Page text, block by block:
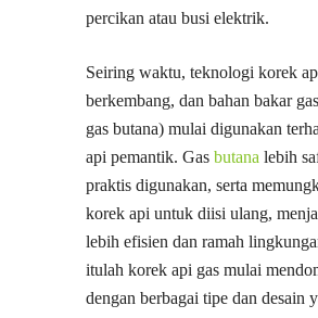
percikan atau busi elektrik.
Seiring waktu, teknologi korek
berkembang, dan bahan bakar
gas butana) mulai digunakan
api pemantik. Gas butana lebih
praktis digunakan, serta
korek api untuk diisi ulang,
lebih efisien dan ramah
itulah korek api gas mulai
dengan berbagai tipe dan desain